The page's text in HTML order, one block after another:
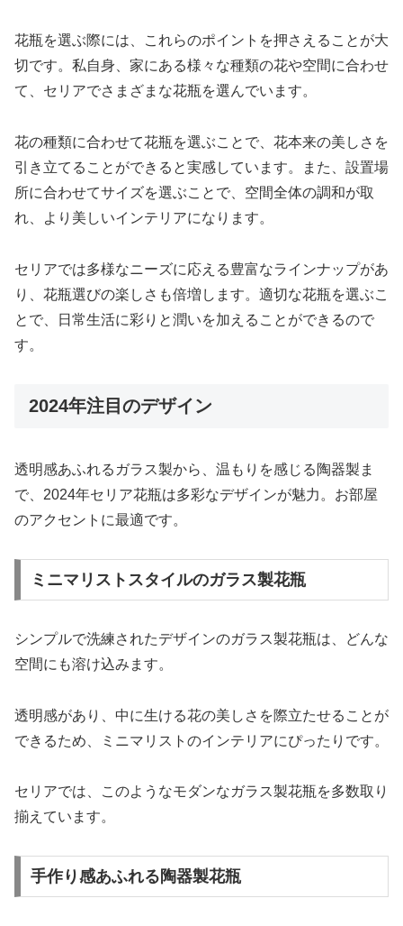
花瓶を選ぶ際には、これらのポイントを押さえることが大
切です。私自身、家にある様々な種類の花や空間に合わせ
て、セリアでさまざまな花瓶を選んでいます。
花の種類に合わせて花瓶を選ぶことで、花本来の美しさを
引き立てることができると実感しています。また、設置場
所に合わせてサイズを選ぶことで、空間全体の調和が取
れ、より美しいインテリアになります。
セリアでは多様なニーズに応える豊富なラインナップがあ
り、花瓶選びの楽しさも倍増します。適切な花瓶を選ぶこ
とで、日常生活に彩りと潤いを加えることができるので
す。
2024年注目のデザイン
透明感あふれるガラス製から、温もりを感じる陶器製ま
で、2024年セリア花瓶は多彩なデザインが魅力。お部屋
のアクセントに最適です。
ミニマリストスタイルのガラス製花瓶
シンプルで洗練されたデザインのガラス製花瓶は、どんな
空間にも溶け込みます。
透明感があり、中に生ける花の美しさを際立たせることが
できるため、ミニマリストのインテリアにぴったりです。
セリアでは、このようなモダンなガラス製花瓶を多数取り
揃えています。
手作り感あふれる陶器製花瓶